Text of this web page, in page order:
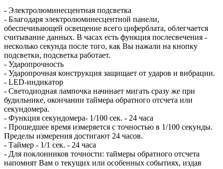
- Электролюминесцентная подсветка
- Благодаря электролюминесцентной панели,
обеспечивающей освещение всего циферблата, облегчается
считывание данных. В часах есть функция послесвечения -
несколько секунда после того, как Вы нажали на кнопку
подсветки, подсветка работает.
- Ударопрочность
- Ударопрочная конструкция защищает от ударов и вибрации.
- LED-индикатор
- Светодиодная лампочка начинает мигать сразу же при
будильнике, окончании таймера обратного отсчета или
секундомера.
- Функция секундомера- 1/100 сек. - 24 часа
- Прошедшее время измеряется с точностью в 1/100 секунды.
Пределы измерения достигают 24 часов.
- Таймер - 1/1 сек. - 24 часа
- Для поклонников точности: таймеры обратного отсчета
напомнят Вам о текущих или особенных событиях, издав